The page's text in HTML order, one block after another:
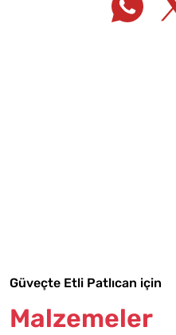
Güveçte Etli Patlıcan için
Malzemeler